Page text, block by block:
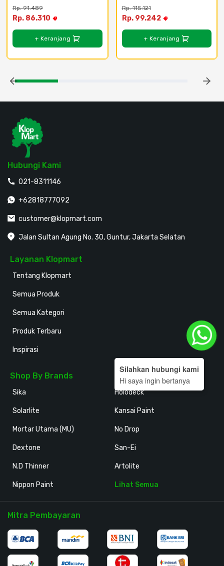
Rp. 91.489
Rp. 86.310
+ Keranjang
Rp. 115.121
Rp. 99.242
+ Keranjang
Hubungi Kami
021-8311146
+62818777092
customer@klopmart.com
Jalan Sultan Agung No. 30, Guntur, Jakarta Selatan
Layanan Klopmart
Tentang Klopmart
Semua Produk
Semua Kategori
Produk Terbaru
Inspirasi
Shop By Brands
Sika
Solarlite
Mortar Utama (MU)
Dextone
N.D Thinner
Nippon Paint
Holodeck
Kansai Paint
No Drop
San-Ei
Artolite
Lihat Semua
Mitra Pembayaran
Silahkan hubungi kami
Hi saya ingin bertanya